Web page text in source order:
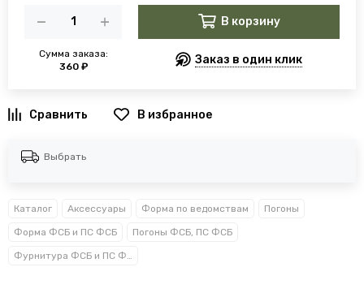
Сумма заказа:
360 ₽
В корзину
Заказ в один клик
В избранное
Выбрать
Каталог Аксессуары Форма по ведомствам Погоны
Форма ФСБ и ПС ФСБ Погоны ФСБ, ПС ФСБ
Фурнитура ФСБ и ПС ФСБ